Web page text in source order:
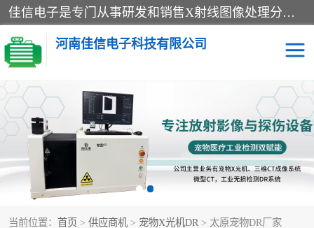
佳信电子是专门从事研发和销售X射线图像处理分析和X射线设备的高端技术公司，先进的图像处理技术帮助用户更加准确的判断图像，为科研和检测提供可靠保证，现有产品包括电力GIS探伤X射线检测系统，电力耐张线夹探伤X射线检测系统，便携式X射线，兽用图像的增强软件工具包，工业和兽用便携式DR，实验室CT，桌面CT等。
河南佳信电子科技有限公司
当前位置： 首页 > 供应商机 > 宠物X光机DR > 太原宠物DR厂家
宠物X光机DR 电力探伤仪GIS探伤仪
电力探伤仪耐张线夹探伤
仪
微焦点射线源
工业CT
C型臂 口腔牙科X光机DR